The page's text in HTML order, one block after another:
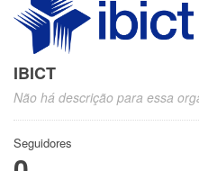
IBICT
Não há descrição para essa
Seguidores